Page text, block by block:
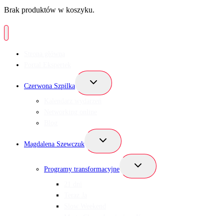
Brak produktów w koszyku.
Czerwona Szpilka
Przełącz
podrzędne
Magdalena Szewczuk
Przełącz
podrzędne
Programy transformacyjne
Przełącz
podrzędne